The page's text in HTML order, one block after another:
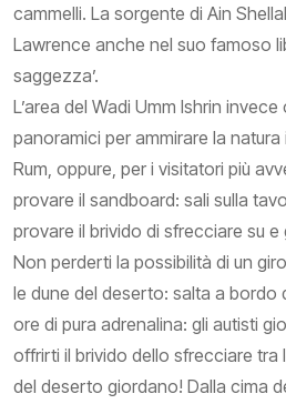
cammelli. La sorgente di Ain
Lawrence anche nel suo famoso
saggezza’.
L’area del Wadi Umm Ishrin
panoramici per ammirare la
Rum, oppure, per i visitatori più
provare il sandboard: sali sulla
provare il brivido di sfrecciare su e
Non perderti la possibilità di un
le dune del deserto: salta a bordo
ore di pura adrenalina: gli autisti
offrirti il brivido dello sfrecciare tra
del deserto giordano! Dalla cima